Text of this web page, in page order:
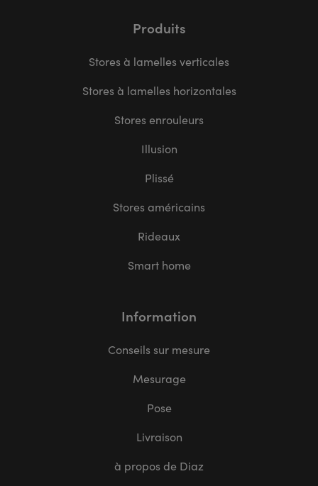
Produits
Stores à lamelles verticales
Stores à lamelles horizontales
Stores enrouleurs
Illusion
Plissé
Stores américains
Rideaux
Smart home
Information
Conseils sur mesure
Mesurage
Pose
Livraison
à propos de Diaz